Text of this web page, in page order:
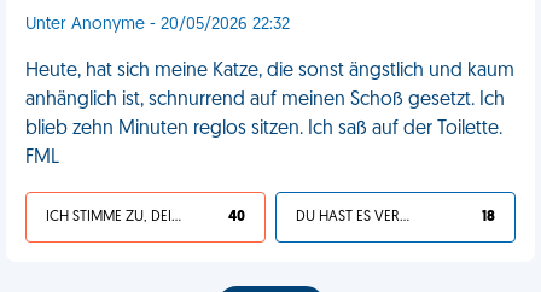
Unter Anonyme - 20/05/2026 22:32
Heute, hat sich meine Katze, die sonst ängstlich und kaum
anhänglich ist, schnurrend auf meinen Schoß gesetzt. Ich
blieb zehn Minuten reglos sitzen. Ich saß auf der Toilette.
FML
ICH STIMME ZU, DEIN LEBEN IST SCHEISSE 40 DU HAST ES VERDIENT 18